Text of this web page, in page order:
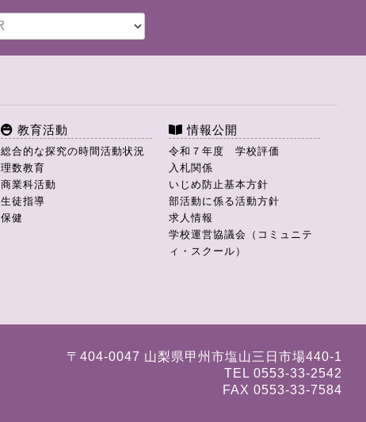
教育活動
総合的な探究の時間活動状況
理数教育
商業科活動
生徒指導
保健
情報公開
令和７年度 学校評価
入札関係
いじめ防止基本方針
部活動に係る活動方針
求人情報
学校運営協議会（コミュニテ
ィ・スクール）
〒404-0047 山梨県甲州市塩山三日市場440-1
TEL 0553-33-2542
FAX 0553-33-7584